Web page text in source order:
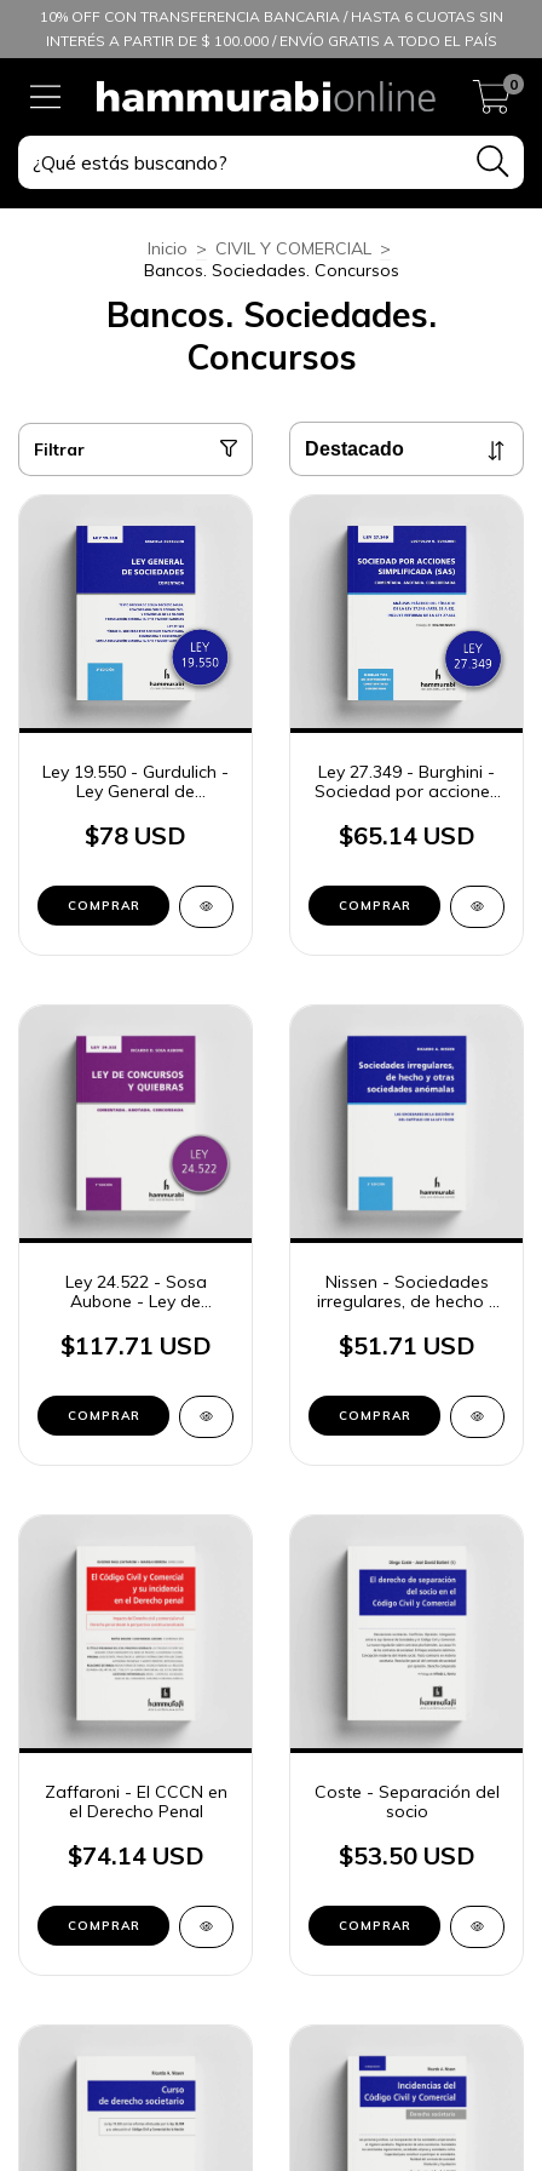
10% OFF CON TRANSFERENCIA BANCARIA / HASTA 6 CUOTAS SIN
INTERÉS A PARTIR DE $ 100.000 / ENVÍO GRATIS A TODO EL PAÍS
0
Inicio > CIVIL Y COMERCIAL >
Bancos. Sociedades. Concursos
Bancos. Sociedades.
Concursos
Filtrar
Ley 19.550 - Gurdulich -
Ley General de
$78 USD
COMPRAR
Ley 27.349 - Burghini -
Sociedad por acciones
$65.14 USD
COMPRAR
Ley 24.522 - Sosa
Aubone - Ley de
$117.71 USD
COMPRAR
Nissen - Sociedades
irregulares, de hecho y
$51.71 USD
COMPRAR
Zaffaroni - El CCCN en
el Derecho Penal
$74.14 USD
COMPRAR
Coste - Separación del
socio
$53.50 USD
COMPRAR